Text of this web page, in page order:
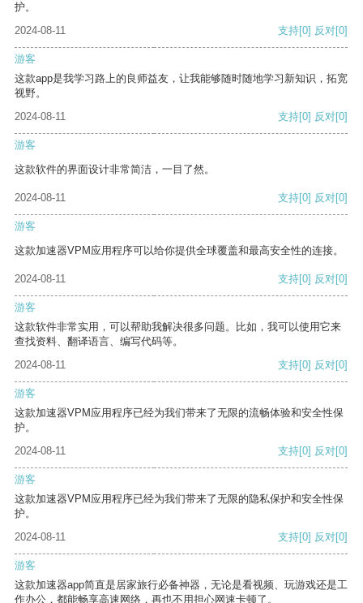
护。
2024-08-11
支持[0] 反对[0]
游客
这款app是我学习路上的良师益友，让我能够随时随地学习新知识，拓宽
视野。
2024-08-11
支持[0] 反对[0]
游客
这款软件的界面设计非常简洁，一目了然。
2024-08-11 支持[0] 反对[0]
游客
这款加速器VPM应用程序可以给你提供全球覆盖和最高安全性的连接。
2024-08-11 支持[0] 反对[0]
游客
这款软件非常实用，可以帮助我解决很多问题。比如，我可以使用它来
查找资料、翻译语言、编写代码等。
2024-08-11
支持[0] 反对[0]
游客
这款加速器VPM应用程序已经为我们带来了无限的流畅体验和安全性保
护。
2024-08-11
支持[0] 反对[0]
游客
这款加速器VPM应用程序已经为我们带来了无限的隐私保护和安全性保
护。
2024-08-11
支持[0] 反对[0]
游客
这款加速器app简直是居家旅行必备神器，无论是看视频、玩游戏还是工
作办公，都能畅享高速网络，再也不用担心网速卡顿了。